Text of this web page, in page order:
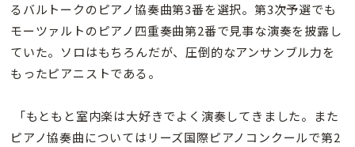
るバルトークのピアノ協奏曲第3番を選択。第3次予選でも
モーツァルトのピアノ四重奏曲第2番で見事な演奏を披露し
ていた。ソロはもちろんだが、圧倒的なアンサンブル力を
もったピアニストである。
「もともと室内楽は大好きでよく演奏してきました。また
ピアノ協奏曲についてはリーズ国際ピアノコンクールで第2